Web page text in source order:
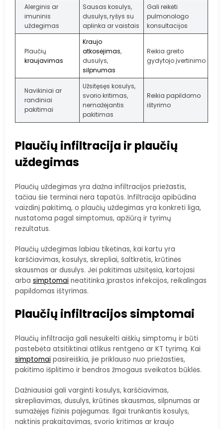
Alerginis ar
imuninis
uždegimas
Sausas kosulys,
dusulys, ryšys su
aplinka ar vaistais
Gali reikėti
pulmonologo
konsultacijos
Plaučių
kraujavimas
Kraujo
atkosėjimas,
dusulys,
silpnumas
Reikia greito
gydytojo įvertinimo
Navikiniai ar
randiniai
pakitimai
Užsitęsęs kosulys,
svorio kritimas,
nemažėjantis
pakitimas
Reikia papildomo
ištyrimo
Plaučių infiltracija ir plaučių
uždegimas
Plaučių uždegimas yra dažna infiltracijos priežastis,
tačiau šie terminai nėra tapatūs. Infiltracija apibūdina
vaizdinį pakitimą, o plaučių uždegimas yra konkreti liga,
nustatoma pagal simptomus, apžiūrą ir tyrimų
rezultatus.
Plaučių uždegimas labiau tikėtinas, kai kartu yra
karščiavimas, kosulys, skrepliai, šaltkrėtis, krūtinės
skausmas ar dusulys. Jei pakitimas užsitęsia, kartojasi
arba simptomai neatitinka įprastos infekcijos, reikalingas
papildomas ištyrimas.
Plaučių infiltracijos simptomai
Plaučių infiltracija gali nesukelti aiškių simptomų ir būti
pastebėta atsitiktinai atlikus rentgeno ar KT tyrimą. Kai
simptomai pasireiškia, jie priklauso nuo priežasties,
pakitimo išplitimo ir bendros žmogaus sveikatos būklės.
Dažniausiai gali varginti kosulys, karščiavimas,
skrepliavimas, dusulys, krūtinės skausmas, silpnumas ar
sumažėjęs fizinis pajėgumas. Ilgai trunkantis kosulys,
naktinis prakaitavimas, svorio kritimas ar kraujo